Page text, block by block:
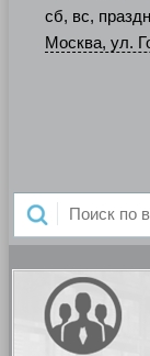
сб, вс,
Москва, ул.